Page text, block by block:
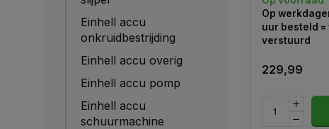
Einhell accu
onkruidbestrijding
Einhell accu overig
Einhell accu pomp
Einhell accu
schuurmachine
Op
uur besteld =
verstuurd
229,99